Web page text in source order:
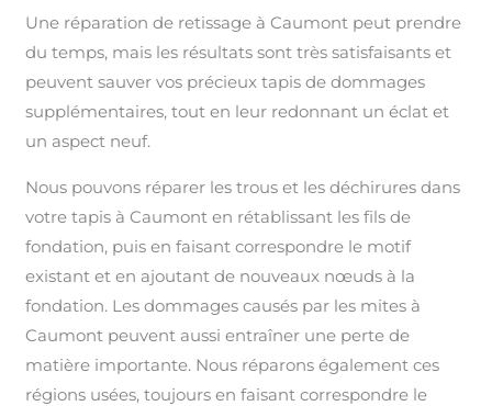
Une réparation de retissage à Caumont peut prendre
du temps, mais les résultats sont très satisfaisants et
peuvent sauver vos précieux tapis de dommages
supplémentaires, tout en leur redonnant un éclat et
un aspect neuf.
Nous pouvons réparer les trous et les déchirures dans
votre tapis à Caumont en rétablissant les fils de
fondation, puis en faisant correspondre le motif
existant et en ajoutant de nouveaux nœuds à la
fondation. Les dommages causés par les mites à
Caumont peuvent aussi entraîner une perte de
matière importante. Nous réparons également ces
régions usées, toujours en faisant correspondre le